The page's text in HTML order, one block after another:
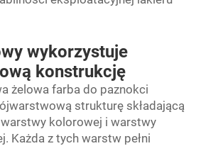
wykorzystuje
konstrukcję
żelowa farba do paznokci
strukturę składającą
warstwy kolorowej i warstwy
Każda z tych warstw pełni